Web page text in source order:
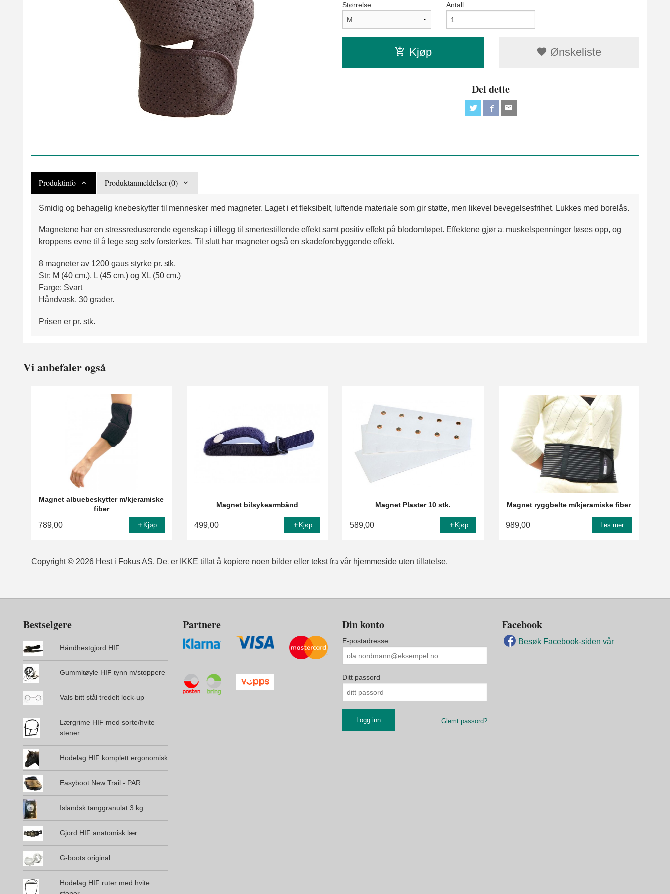
Størrelse Antall
Kjøp Ønskeliste
Del dette
Produktinfo Produktanmeldelser (0)
Smidig og behagelig knebeskytter til mennesker med magneter. Laget i et fleksibelt, luftende materiale som gir støtte, men likevel bevegelsesfrihet. Lukkes med borelås.
Magnetene har en stressreduserende egenskap i tillegg til smertestillende effekt samt positiv effekt på blodomløpet. Effektene gjør at muskelspenninger løses opp, og
kroppens evne til å lege seg selv forsterkes. Til slutt har magneter også en skadeforebyggende effekt.
8 magneter av 1200 gaus styrke pr. stk.
Str: M (40 cm.), L (45 cm.) og XL (50 cm.)
Farge: Svart
Håndvask, 30 grader.
Prisen er pr. stk.
Vi anbefaler også
Magnet albuebeskytter m/kjeramiske
fiber
789,00 Kjøp
Magnet bilsykearmbånd
499,00 Kjøp
Magnet Plaster 10 stk.
589,00 Kjøp
Magnet ryggbelte m/kjeramiske fiber
989,00 Les mer
Copyright © 2026 Hest i Fokus AS. Det er IKKE tillat å kopiere noen bilder eller tekst fra vår hjemmeside uten tillatelse.
Bestselgere
Håndhestgjord HIF
Gummitøyle HIF tynn m/stoppere
Vals bitt stål tredelt lock-up
Lærgrime HIF med sorte/hvite
stener
Hodelag HIF komplett ergonomisk
Easyboot New Trail - PAR
Islandsk tanggranulat 3 kg.
Gjord HIF anatomisk lær
G-boots original
Hodelag HIF ruter med hvite
Partnere Din konto
E-postadresse
Ditt passord
Glemt passord?
Facebook
Besøk Facebook-siden vår